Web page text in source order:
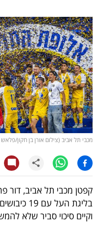
מדדים
ומחקרים
דעות
רכילות
עסקית
קריפטו
ויראלי
טלוויזיה
עסקי
ספורט
מכבי תל אביב (צילום אורן בן חקון/פלאש 90)
קפטן מכבי תל אביב, דור
בליגת
וקיים סיכוי סביר שלא